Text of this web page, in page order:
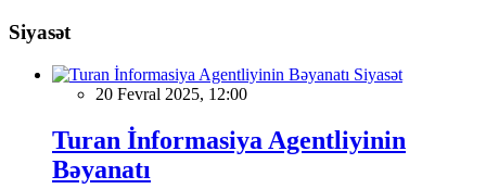
Siyasət
Siyasət
20 Fevral 2025, 12:00
Turan İnformasiya Agentliyinin
Bəyanatı